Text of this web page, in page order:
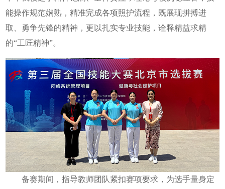
能操作规范娴熟，精准完成各项照护流程，既展现拼搏进
取、勇争先锋的精神，更以扎实专业技能，诠释精益求精
的“工匠精神”。
备赛期间，指导教师团队紧扣赛项要求，为选手量身定